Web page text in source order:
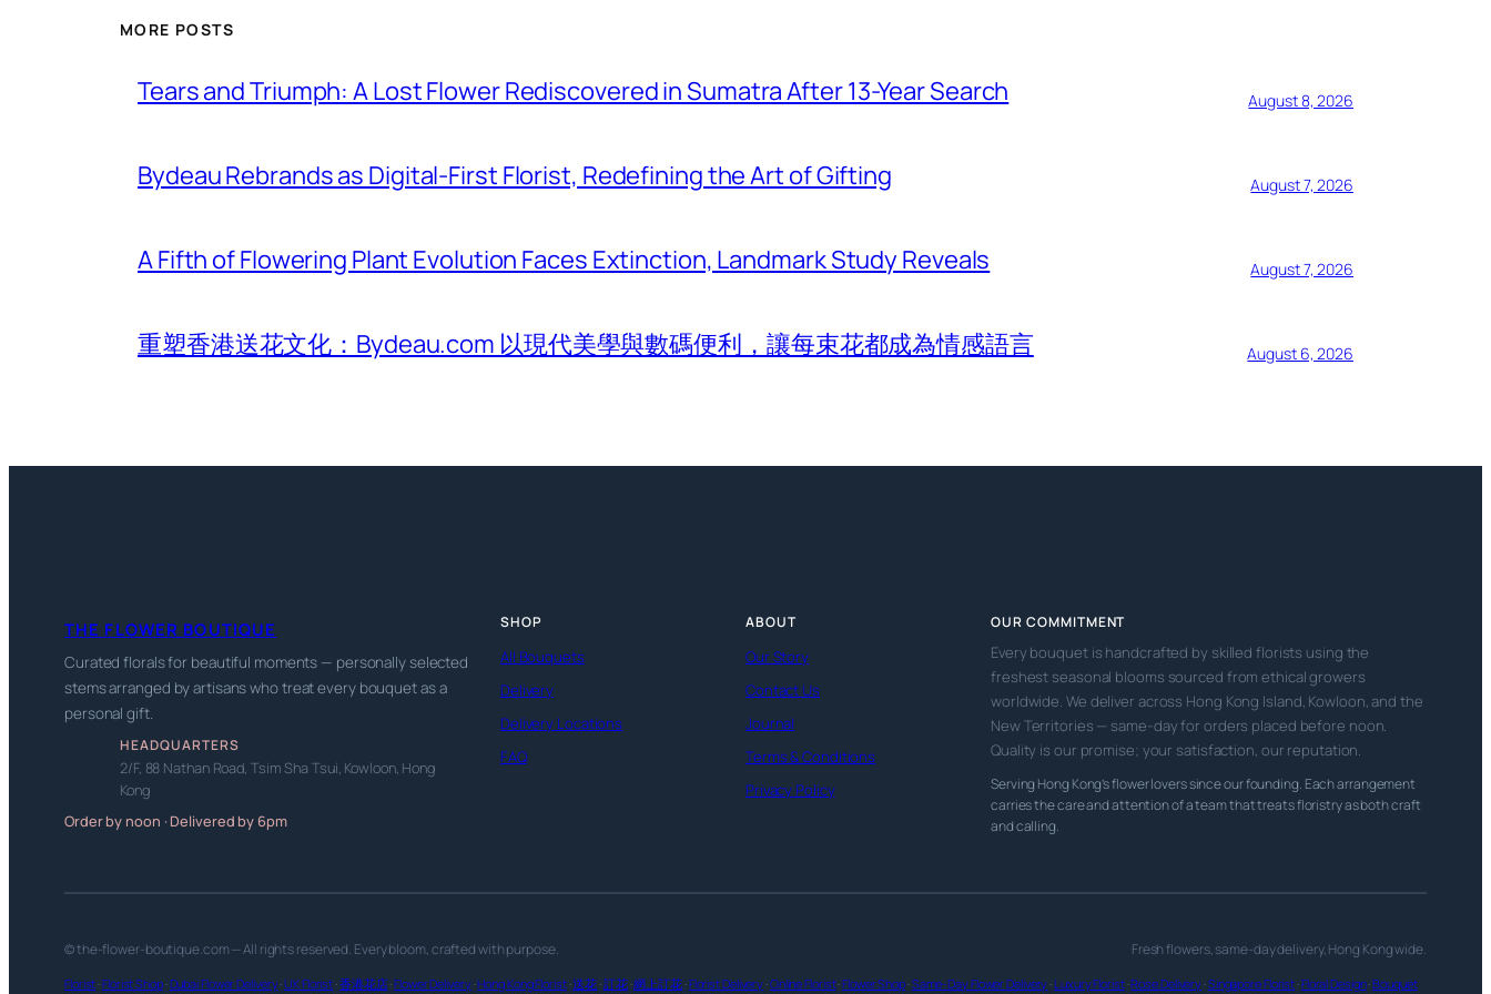
MORE POSTS
Tears and Triumph: A Lost Flower Rediscovered in Sumatra After 13-Year Search August 8, 2026
Bydeau Rebrands as Digital-First Florist, Redefining the Art of Gifting August 7, 2026
A Fifth of Flowering Plant Evolution Faces Extinction, Landmark Study Reveals August 7, 2026
重塑香港送花文化：Bydeau.com 以現代美學與數碼便利，讓每束花都成為情感語言 August 6, 2026
THE FLOWER BOUTIQUE
Curated florals for beautiful moments — personally selected
stems arranged by artisans who treat every bouquet as a
personal gift.
HEADQUARTERS
2/F, 88 Nathan Road, Tsim Sha Tsui, Kowloon, Hong
Kong
Order by noon · Delivered by 6pm
SHOP
All Bouquets
Delivery
Delivery Locations
FAQ
ABOUT
Our Story
Contact Us
Journal
Terms & Conditions
Privacy Policy
OUR COMMITMENT
Every bouquet is handcrafted by skilled florists using the
freshest seasonal blooms sourced from ethical growers
worldwide. We deliver across Hong Kong Island, Kowloon, and the
New Territories — same-day for orders placed before noon.
Quality is our promise; your satisfaction, our reputation.
Serving Hong Kong’s flower lovers since our founding. Each arrangement
carries the care and attention of a team that treats floristry as both craft
and calling.
© the-flower-boutique.com — All rights reserved. Every bloom, crafted with purpose. Fresh flowers, same-day delivery, Hong Kong wide.
Florist ·Florist Shop·Dubai Flower Delivery·UK Florist ·香港花店·Flower Delivery·Hong Kong Florist·送花 ·訂花·網上訂花 ·Florist Delivery ·Online Florist·Flower Shop ·Same-Day Flower Delivery · Luxury Florist·Rose Delivery ·Singapore Florist ·Floral Design·Bouquet